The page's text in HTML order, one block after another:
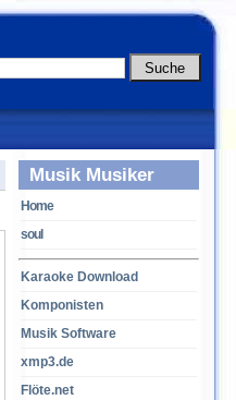
Musik Musiker
Home
soul
Karaoke Download
Komponisten
Musik Software
xmp3.de
Flöte.net